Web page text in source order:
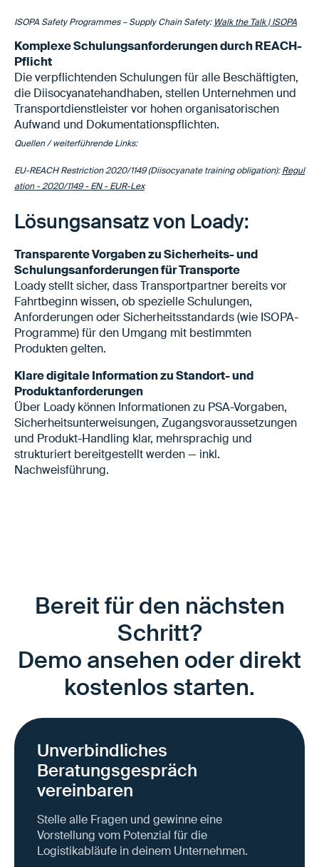
ISOPA Safety Programmes – Supply Chain Safety: Walk the Talk | ISOPA
Komplexe Schulungsanforderungen durch REACH-
Pflicht
Die verpflichtenden Schulungen für alle Beschäftigten,
die Diisocyanatehandhaben, stellen Unternehmen und
Transportdienstleister vor hohen organisatorischen
Aufwand und Dokumentationspflichten.
Quellen / weiterführende Links:
EU-REACH Restriction 2020/1149 (Diisocyanate training obligation):Regul
ation - 2020/1149 - EN - EUR-Lex
Lösungsansatz von Loady:
Transparente Vorgaben zu Sicherheits- und
Schulungsanforderungen für Transporte
Loady stellt sicher, dass Transportpartner bereits vor
Fahrtbeginn wissen, ob spezielle Schulungen,
Anforderungen oder Sicherheitsstandards (wie ISOPA-
Programme) für den Umgang mit bestimmten
Produkten gelten.
Klare digitale Information zu Standort- und
Produktanforderungen
Über Loady können Informationen zu PSA-Vorgaben,
Sicherheitsunterweisungen, Zugangsvoraussetzungen
und Produkt-Handling klar, mehrsprachig und
strukturiert bereitgestellt werden — inkl.
Nachweisführung.
Bereit für den nächsten
Schritt?
Demo ansehen oder direkt
kostenlos starten.
Unverbindliches
Beratungsgespräch
vereinbaren
Stelle alle Fragen und gewinne eine
Vorstellung vom Potenzial für die
Logistikabläufe in deinem Unternehmen.